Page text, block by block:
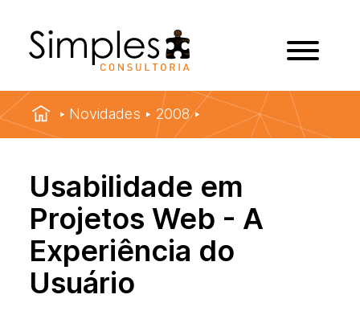
Novidades 2008
Usabilidade em
Projetos Web - A
Experiência do
Usuário